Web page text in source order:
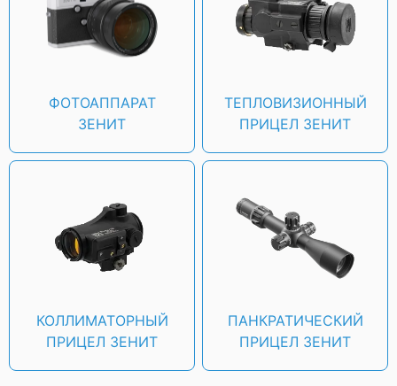
Зенит "ВЗОР-1"
Зенит "ВЗОР-5"
ФОТОАППАРАТ
ЗЕНИТ
ТЕПЛОВИЗИОННЫЙ
ПРИЦЕЛ ЗЕНИТ
КОЛЛИМАТОРНЫЙ
ПРИЦЕЛ ЗЕНИТ
ПАНКРАТИЧЕСКИЙ
ПРИЦЕЛ ЗЕНИТ